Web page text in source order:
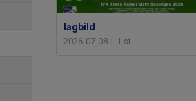
lagbild
2026-07-08 | 1 st